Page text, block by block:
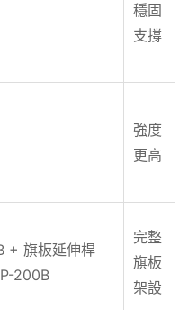
穩固
支撐
強度
更高
+ 旗板延伸桿
200B
完整
旗板
架設